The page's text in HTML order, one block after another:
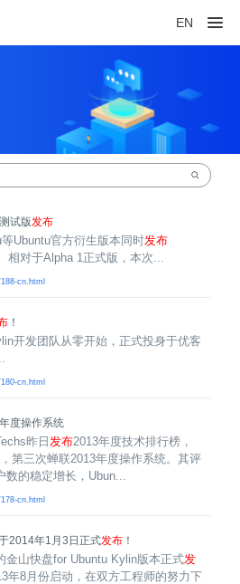
EN
试版发布
Ubuntu官方衍生版本同时发布
相对于Alpha 1正式版，本次...
cn.html
！
开发团队从零开始，正式投身于优客
cn.html
度操作系统
昨日发布2013年度技术排行榜，
第三次蝉联2013年度操作系统。其评
数的稳定增长，Ubun...
cn.html
2014年1月3日正式发布 ！
金山快盘for Ubuntu Kylin版本正式发
年8月份启动，在双方工程师的努力下